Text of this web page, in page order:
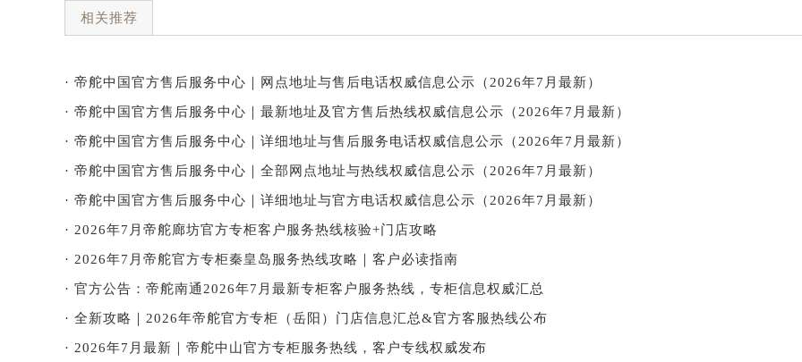
相关推荐
· 帝舵中国官方售后服务中心｜网点地址与售后电话权威信息公示（2026年7月最新）
· 帝舵中国官方售后服务中心｜最新地址及官方售后热线权威信息公示（2026年7月最新）
· 帝舵中国官方售后服务中心｜详细地址与售后服务电话权威信息公示（2026年7月最新）
· 帝舵中国官方售后服务中心｜全部网点地址与热线权威信息公示（2026年7月最新）
· 帝舵中国官方售后服务中心｜详细地址与官方电话权威信息公示（2026年7月最新）
· 2026年7月帝舵廊坊官方专柜客户服务热线核验+门店攻略
· 2026年7月帝舵官方专柜秦皇岛服务热线攻略｜客户必读指南
· 官方公告：帝舵南通2026年7月最新专柜客户服务热线，专柜信息权威汇总
· 全新攻略｜2026年帝舵官方专柜（岳阳）门店信息汇总&官方客服热线公布
· 2026年7月最新｜帝舵中山官方专柜服务热线，客户专线权威发布